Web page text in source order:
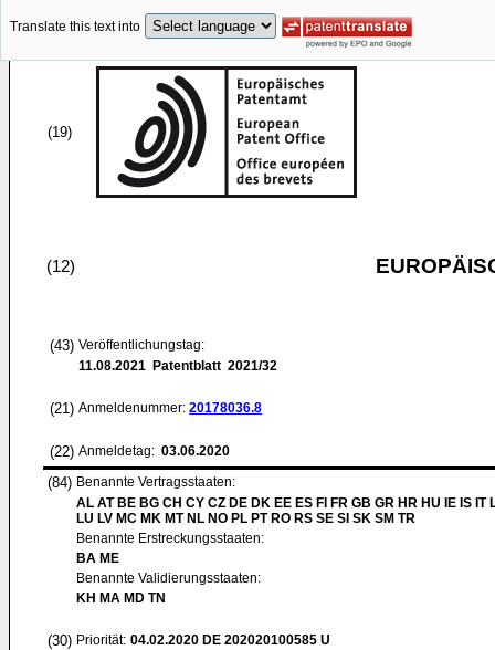
Translate this text into
(19)
(12)
(43) Veröffentlichungstag:
11.08.2021 Patentblatt 2021/32
(21) Anmeldenummer: 20178036.8
(22) Anmeldetag: 03.06.2020
(84) Benannte Vertragsstaaten:
AL AT BE BG CH CY CZ DE DK EE ES FI FR GB GR HR HU IE IS IT
LU LV MC MK MT NL NO PL PT RO RS SE SI SK SM TR
Benannte Erstreckungsstaaten:
BA ME
Benannte Validierungsstaaten:
KH MA MD TN
(30) Priorität: 04.02.2020 DE 202020100585 U